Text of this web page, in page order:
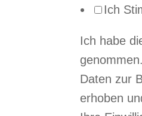
Ich
Ich habe
Daten zur
erhoben